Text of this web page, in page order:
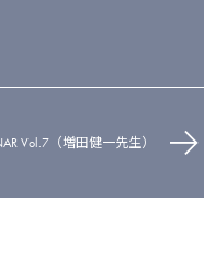
Vol.7（増田健一先生）